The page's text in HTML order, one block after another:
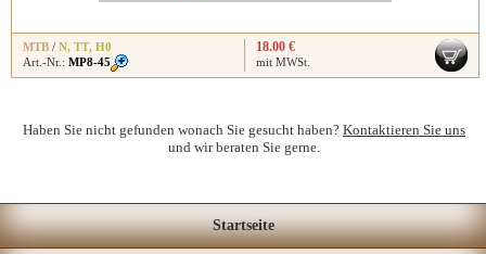
MTB / N, TT, H0
Art.-Nr.: MP8-45
18.00 €
mit MWSt.
Haben Sie nicht gefunden wonach Sie gesucht haben?Kontaktieren Sie uns
und wir beraten Sie gerne.
Startseite